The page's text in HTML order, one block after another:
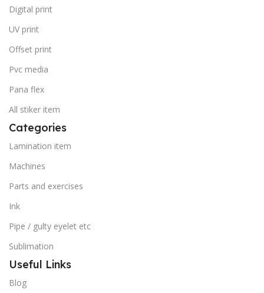
Digital print
UV print
Offset print
Pvc media
Pana flex
All stiker item
Categories
Lamination item
Machines
Parts and exercises
Ink
Pipe / gulty eyelet etc
Sublimation
Useful Links
Blog